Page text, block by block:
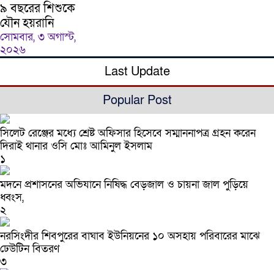
৯ বছরের শিশুকে
যৌন হয়রানি
সোমবার, ৩ অগাস্ট,
২০২৬
Last Update
Popular Post
সিলেট রেঞ্জের মধ্যে শ্রেষ্ট অফিসার হিসেবে সম্মাননাপত্র গ্রহন করেন
দিরাই থানার ওসি মোঃ আমিনুল ইসলাম
১
মদনে প্রশাসনের অভিযানে নিষিদ্ধ বেড়জাল ও চায়না জাল পুড়িয়ে
ধ্বংস,
২
নরসিংদীর শিবপুরের বাঘাব ইউনিয়নের ১০ অসহায় পরিবারের মাঝে
ঢেউটিন বিতরণ
৩